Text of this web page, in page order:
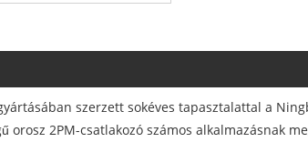
szerzett sokéves tapasztalattal a
orosz 2PM-csatlakozó számos alkalmazásnak